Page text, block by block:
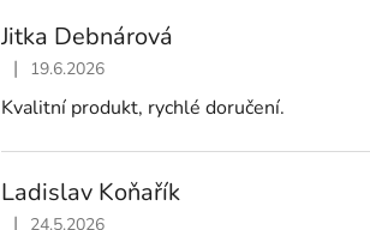
n
Jitka Debnárová
Hodnocení obchodu je 5 z 5 hvězdiček.
| 19.6.2026
Kvalitní produkt, rychlé doručení.
Ladislav Koňařík
| 24.5.2026